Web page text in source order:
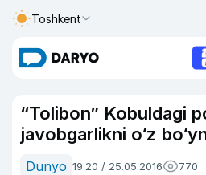
Toshkent
“Tolibon” Kobuldagi
javobgarlikni o‘z
Dunyo 19:20 / 25.05.2016 770